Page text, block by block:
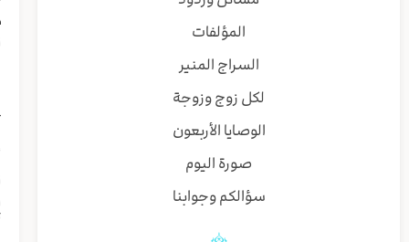
المؤلفات
السراج المنير
لكل زوج وزوجة
الوصايا الأربعون
صورة اليوم
سؤالكم وجوابنا